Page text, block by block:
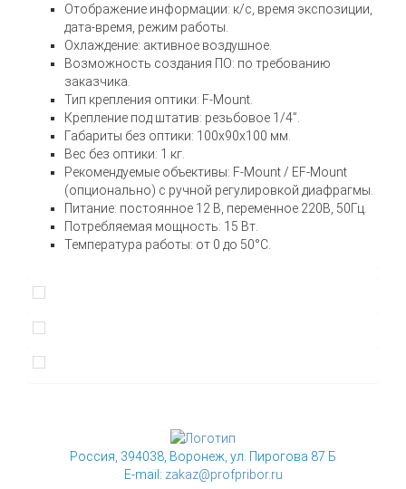
Отображение информации: к/c, время экспозиции,
дата-время, режим работы.
Охлаждение: активное воздушное.
Возможность создания ПО: по требованию
заказчика.
Тип крепления оптики: F-Mount.
Крепление под штатив: резьбовое 1/4”.
Габариты без оптики: 100х90х100 мм.
Вес без оптики: 1 кг.
Рекомендуемые объективы: F-Mount / EF-Mount
(опционально) с ручной регулировкой диафрагмы.
Питание: постоянное 12 В, переменное 220В, 50Гц.
Потребляемая мощность: 15 Вт.
Температура работы: от 0 до 50°C.
Россия, 394038, Воронеж, ул. Пирогова 87 Б
E-mail: zakaz@profpribor.ru